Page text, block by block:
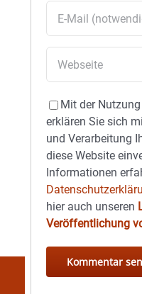
Mit der
erklären Sie sich
und Verarbeitung
diese Website
Informationen
hier auch unseren
Veröffentlichung